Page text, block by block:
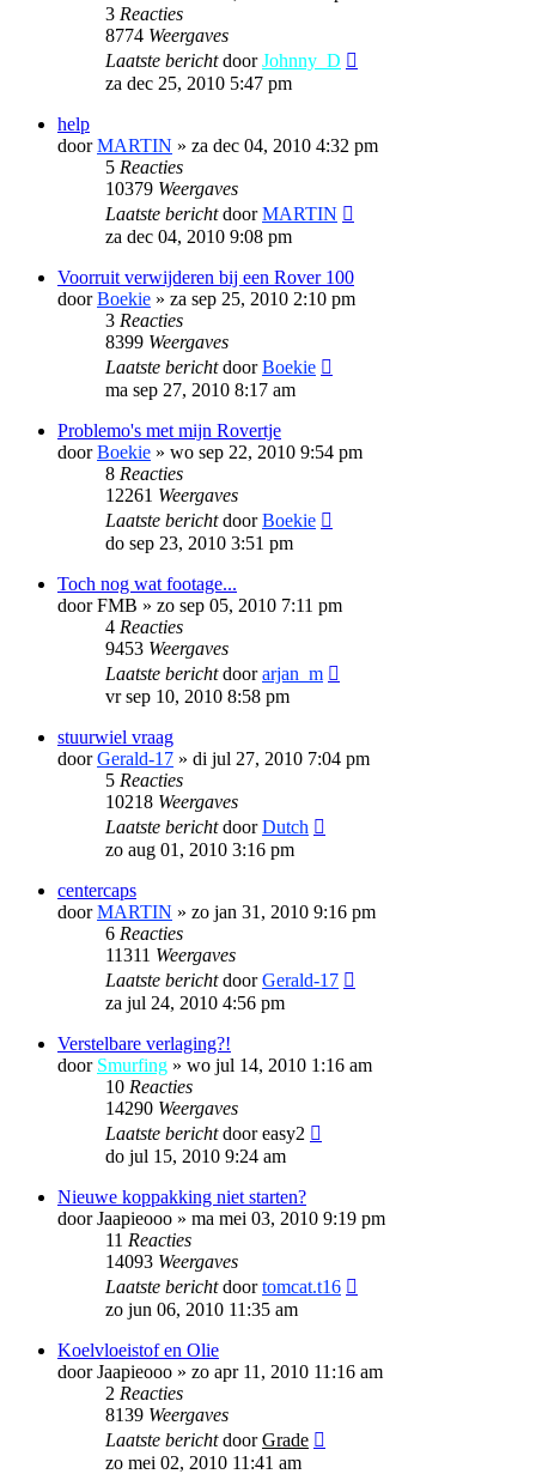
3 Reacties
8774 Weergaves
Laatste berichtdoorJohnny_D
za dec 25, 2010 5:47 pm
help
doorMARTIN » za dec 04, 2010 4:32 pm
5 Reacties
10379 Weergaves
Laatste berichtdoorMARTIN
za dec 04, 2010 9:08 pm
Voorruit verwijderen bij een Rover 100
doorBoekie » za sep 25, 2010 2:10 pm
3 Reacties
8399 Weergaves
Laatste berichtdoorBoekie
ma sep 27, 2010 8:17 am
Problemo's met mijn Rovertje
doorBoekie » wo sep 22, 2010 9:54 pm
8 Reacties
12261 Weergaves
Laatste berichtdoorBoekie
do sep 23, 2010 3:51 pm
Toch nog wat footage...
doorFMB » zo sep 05, 2010 7:11 pm
4 Reacties
9453 Weergaves
Laatste berichtdoorarjan_m
vr sep 10, 2010 8:58 pm
stuurwiel vraag
doorGerald-17 » di jul 27, 2010 7:04 pm
5 Reacties
10218 Weergaves
Laatste berichtdoorDutch
zo aug 01, 2010 3:16 pm
centercaps
doorMARTIN » zo jan 31, 2010 9:16 pm
6 Reacties
11311 Weergaves
Laatste berichtdoorGerald-17
za jul 24, 2010 4:56 pm
Verstelbare verlaging?!
door Smurfing » wo jul 14, 2010 1:16 am
10 Reacties
14290 Weergaves
Laatste berichtdooreasy2
do jul 15, 2010 9:24 am
Nieuwe koppakking niet starten?
doorJaapieooo » ma mei 03, 2010 9:19 pm
11 Reacties
14093 Weergaves
Laatste berichtdoortomcat.t16
zo jun 06, 2010 11:35 am
Koelvloeistof en Olie
doorJaapieooo » zo apr 11, 2010 11:16 am
2 Reacties
8139 Weergaves
Laatste berichtdoorGrade
zo mei 02, 2010 11:41 am